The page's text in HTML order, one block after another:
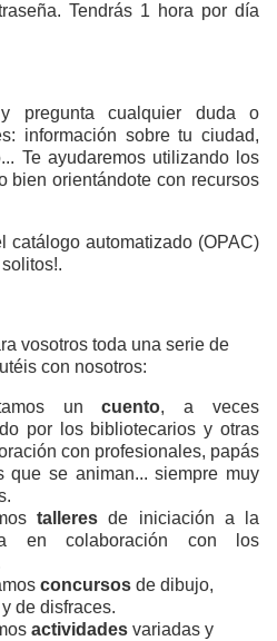
Tendrás 1 hora por día
pregunta cualquier duda o
información sobre tu ciudad,
Te ayudaremos utilizando los
bien orientándote con recursos
catálogo automatizado (OPAC)
vosotros toda una serie de
con nosotros:
uncuento, a veces
por los bibliotecarios y otras
con profesionales, papás
que se animan... siempre muy
talleres de iniciación a la
en colaboración con los
concursos de dibujo,
y de disfraces.
actividades variadas y